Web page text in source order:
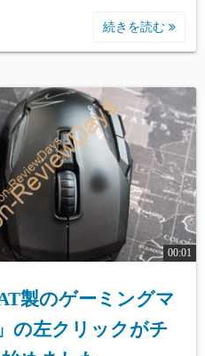
続きを読む
00:01
製のゲーミングマ
の左クリックがチ